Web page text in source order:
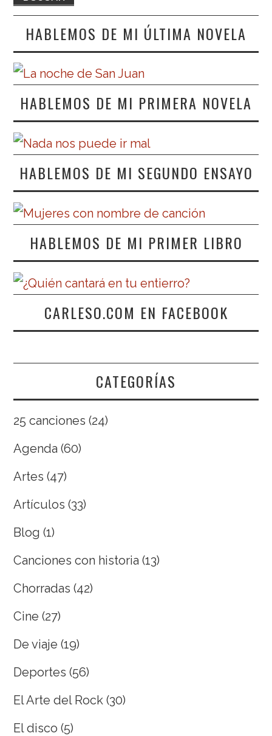
HABLEMOS DE MI ÚLTIMA NOVELA
HABLEMOS DE MI PRIMERA NOVELA
HABLEMOS DE MI SEGUNDO ENSAYO
HABLEMOS DE MI PRIMER LIBRO
CARLESO.COM EN FACEBOOK
CATEGORÍAS
25 canciones (24)
Agenda (60)
Artes (47)
Artículos (33)
Blog (1)
Canciones con historia (13)
Chorradas (42)
Cine (27)
De viaje (19)
Deportes (56)
El Arte del Rock (30)
El disco (5)